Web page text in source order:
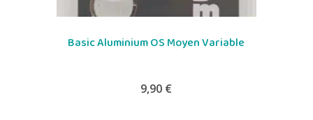
Basic Aluminium OS Moyen Variable
9,90 €